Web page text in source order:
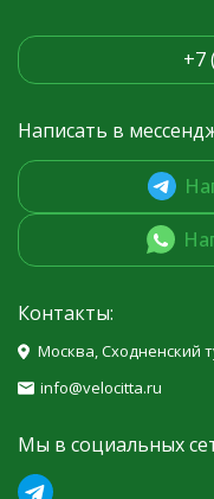
+7
Написать в
Контакты:
Москва, Сходненский
info@velocitta.ru
Мы в социальных